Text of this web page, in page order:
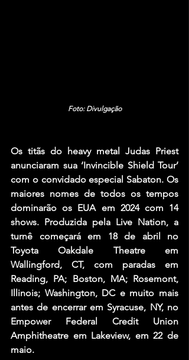
Foto: Divulgação
Os titãs do heavy metal Judas Priest
anunciaram sua ‘Invincible Shield Tour’
com o convidado especial Sabaton. Os
maiores nomes de todos os tempos
dominarão os EUA em 2024 com 14
shows. Produzida pela Live Nation, a
turnê começará em 18 de abril no
Toyota Oakdale Theatre em
Wallingford, CT, com paradas em
Reading, PA; Boston, MA; Rosemont,
Illinois; Washington, DC e muito mais
antes de encerrar em Syracuse, NY, no
Empower Federal Credit Union
Amphitheatre em Lakeview, em 22 de
maio.